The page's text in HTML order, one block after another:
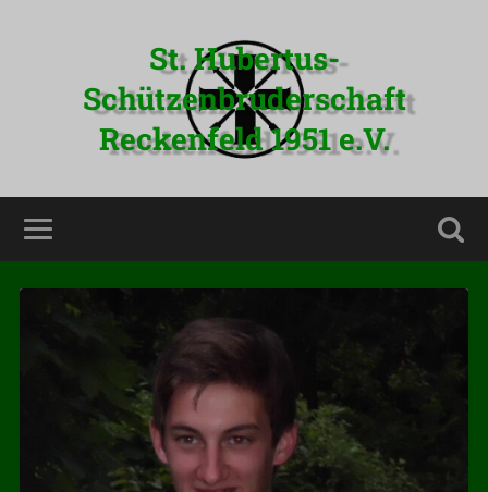
St. Hubertus-
Schützenbruderschaft
Reckenfeld 1951 e.V.